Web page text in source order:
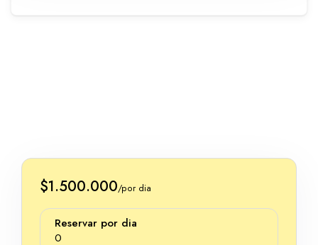
$1.500.000/por dia
Reservar por dia
0